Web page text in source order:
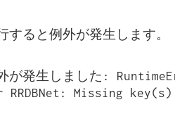
すると例外が発生します。
が発生しました:
RRDBNet: Missing